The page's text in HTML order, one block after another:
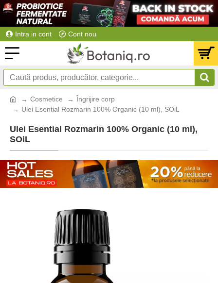
Intra in cont Cont nou
Cosmetice
Îngrijire corp
Ulei Esential Rozmarin 100% Organic (10 ml), SOiL
Ulei Esential Rozmarin 100% Organic (10 ml),
SOiL